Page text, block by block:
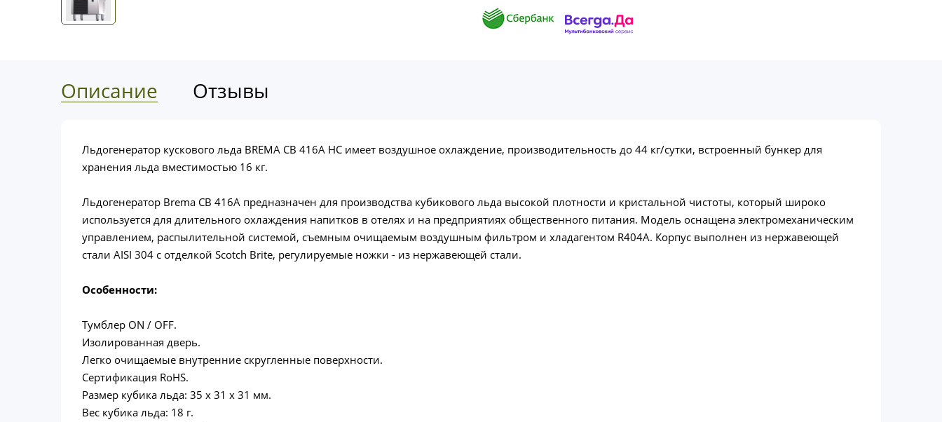
Описание Отзывы
Льдогенератор кускового льда BREMA CB 416A HC имеет воздушное охлаждение, производительность до 44 кг/сутки, встроенный бункер для
хранения льда вместимостью 16 кг.
Льдогенератор Brema CB 416A предназначен для производства кубикового льда высокой плотности и кристальной чистоты, который широко
используется для длительного охлаждения напитков в отелях и на предприятиях общественного питания. Модель оснащена электромеханическим
управлением, распылительной системой, съемным очищаемым воздушным фильтром и хладагентом R404A. Корпус выполнен из нержавеющей
стали AISI 304 с отделкой Scotch Brite, регулируемые ножки - из нержавеющей стали.
Особенности:
Тумблер ON / OFF.
Изолированная дверь.
Легко очищаемые внутренние скругленные поверхности.
Сертификация RoHS.
Размер кубика льда: 35 х 31 х 31 мм.
Вес кубика льда: 18 г.